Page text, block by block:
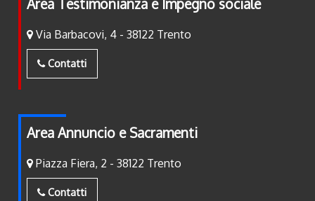
Area Testimonianza e Impegno sociale
Via Barbacovi, 4 - 38122 Trento
Contatti
Area Annuncio e Sacramenti
Piazza Fiera, 2 - 38122 Trento
Contatti